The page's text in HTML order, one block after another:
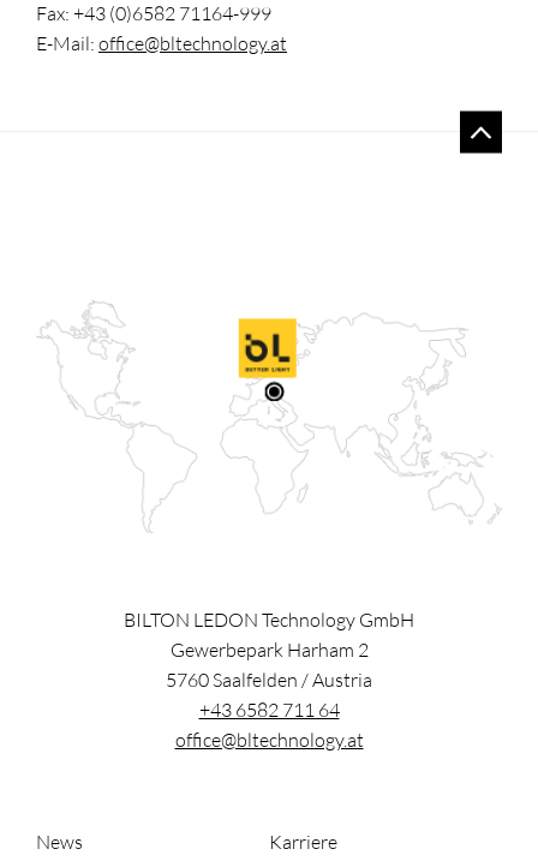
Fax: +43 (0)6582 71164-999
E-Mail: office@bltechnology.at
BILTON LEDON Technology GmbH
Gewerbepark Harham 2
5760Saalfelden /Austria
+43 6582 711 64
office@bltechnology.at
News
Karriere